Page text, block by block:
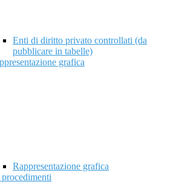
Enti di diritto privato controllati (da
pubblicare in tabelle)
grafica
Rappresentazione grafica